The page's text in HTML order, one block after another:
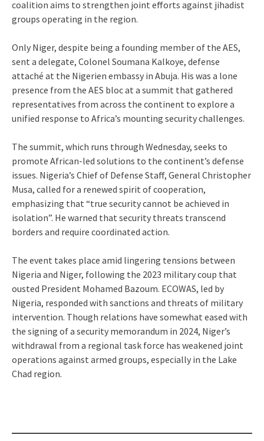
coalition aims to strengthen joint efforts against jihadist
groups operating in the region.
Only Niger, despite being a founding member of the AES,
sent a delegate, Colonel Soumana Kalkoye, defense
attaché at the Nigerien embassy in Abuja. His was a lone
presence from the AES bloc at a summit that gathered
representatives from across the continent to explore a
unified response to Africa’s mounting security challenges.
The summit, which runs through Wednesday, seeks to
promote African-led solutions to the continent’s defense
issues. Nigeria’s Chief of Defense Staff, General Christopher
Musa, called for a renewed spirit of cooperation,
emphasizing that “true security cannot be achieved in
isolation”. He warned that security threats transcend
borders and require coordinated action.
The event takes place amid lingering tensions between
Nigeria and Niger, following the 2023 military coup that
ousted President Mohamed Bazoum. ECOWAS, led by
Nigeria, responded with sanctions and threats of military
intervention. Though relations have somewhat eased with
the signing of a security memorandum in 2024, Niger’s
withdrawal from a regional task force has weakened joint
operations against armed groups, especially in the Lake
Chad region.